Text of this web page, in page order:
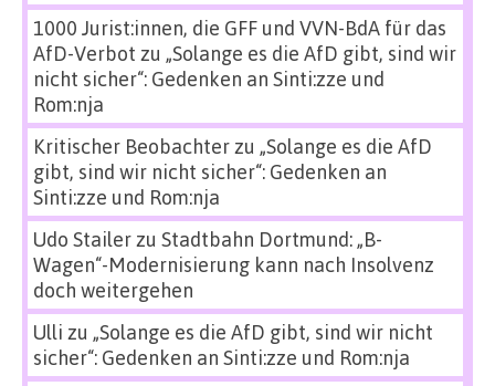
1000 Jurist:innen, die GFF und VVN-BdA für das
AfD-Verbot zu „Solange es die AfD gibt, sind wir
nicht sicher“: Gedenken an Sinti:zze und
Rom:nja
Kritischer Beobachterzu „Solange es die AfD
gibt, sind wir nicht sicher“: Gedenken an
Sinti:zze und Rom:nja
Udo Stailerzu Stadtbahn Dortmund: „B-
Wagen“-Modernisierung kann nach Insolvenz
doch weitergehen
Ulli zu „Solange es die AfD gibt, sind wir nicht
sicher“: Gedenken an Sinti:zze und Rom:nja